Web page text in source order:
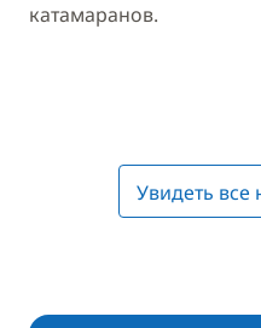
катамаранов.
Увидеть